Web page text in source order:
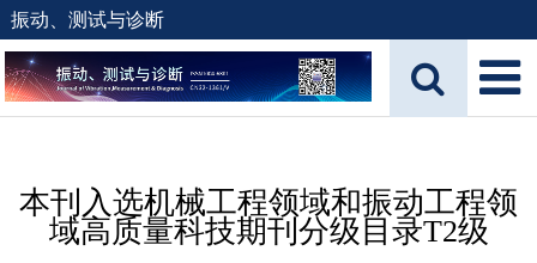
振动、测试与诊断
本刊入选机械工程领域和振动工程领
域高质量科技期刊分级目录T2级